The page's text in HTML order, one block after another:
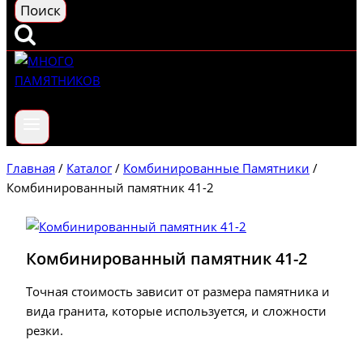
Главная / Каталог / Комбинированные Памятники /
Комбинированный памятник 41-2
Комбинированный памятник 41-2
Точная стоимость зависит от размера памятника и
вида гранита, которые используется, и сложности
резки.